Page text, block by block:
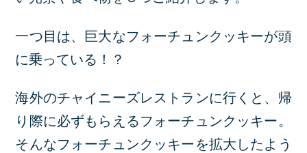
一つ目は、巨大なフォーチュンクッキーが頭
に乗っている！？
海外のチャイニーズレストランに行くと、帰
り際に必ずもらえるフォーチュンクッキー。
そんなフォーチュンクッキーを拡大したよう